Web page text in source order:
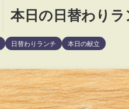
本日の日替わりラ
日替わりランチ 本日の献立